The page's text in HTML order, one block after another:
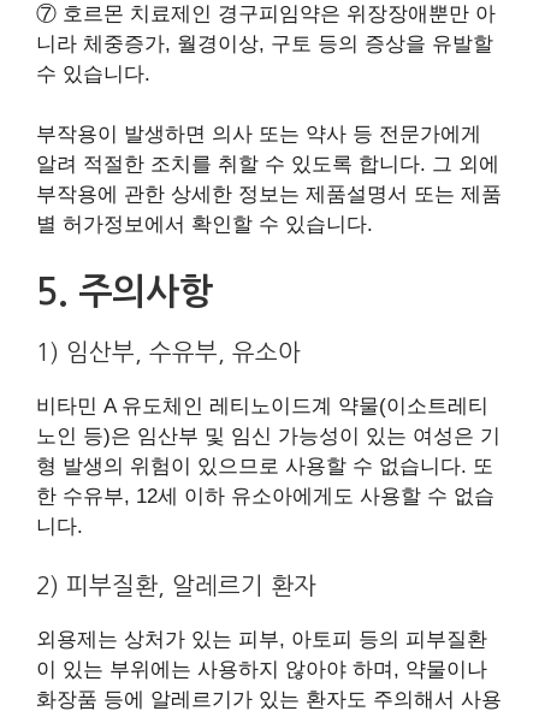
⑦ 호르몬 치료제인 경구피임약은 위장장애뿐만 아
니라 체중증가, 월경이상, 구토 등의 증상을 유발할
수 있습니다.
부작용이 발생하면 의사 또는 약사 등 전문가에게
알려 적절한 조치를 취할 수 있도록 합니다. 그 외에
부작용에 관한 상세한 정보는 제품설명서 또는 제품
별 허가정보에서 확인할 수 있습니다.
5. 주의사항
1) 임산부, 수유부, 유소아
비타민 A 유도체인 레티노이드계 약물(이소트레티
노인 등)은 임산부 및 임신 가능성이 있는 여성은 기
형 발생의 위험이 있으므로 사용할 수 없습니다. 또
한 수유부, 12세 이하 유소아에게도 사용할 수 없습
니다.
2) 피부질환, 알레르기 환자
외용제는 상처가 있는 피부, 아토피 등의 피부질환
이 있는 부위에는 사용하지 않아야 하며, 약물이나
화장품 등에 알레르기가 있는 환자도 주의해서 사용